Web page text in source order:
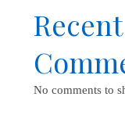
Recent
No comments to